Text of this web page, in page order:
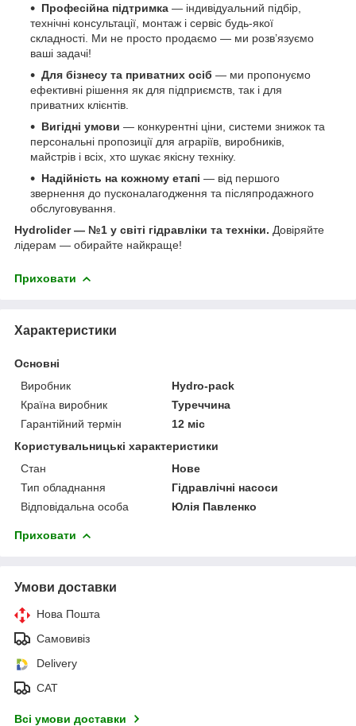
Професійна підтримка — індивідуальний підбір,
технічні консультації, монтаж і сервіс будь-якої
складності. Ми не просто продаємо — ми розв’язуємо
ваші задачі!
Для бізнесу та приватних осіб — ми пропонуємо
ефективні рішення як для підприємств, так і для
приватних клієнтів.
Вигідні умови — конкурентні ціни, системи знижок та
персональні пропозиції для аграріїв, виробників,
майстрів і всіх, хто шукає якісну техніку.
Надійність на кожному етапі — від першого
звернення до пусконалагодження та післяпродажного
обслуговування.
Hydrolider — №1 у світі гідравліки та техніки. Довіряйте
лідерам — обирайте найкраще!
Приховати
Характеристики
Основні
Виробник
Hydro-pack
Країна виробник
Туреччина
Гарантійний термін
12 міс
Користувальницькі характеристики
Стан
Нове
Тип обладнання
Гідравлічні насоси
Відповідальна особа
Юлія Павленко
Приховати
Умови доставки
Нова Пошта
Самовивіз
Delivery
САТ
Всі умови доставки